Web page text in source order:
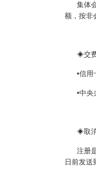
集体
额，按非
◈交
•信用
•中央
◈取
注册
日前发送